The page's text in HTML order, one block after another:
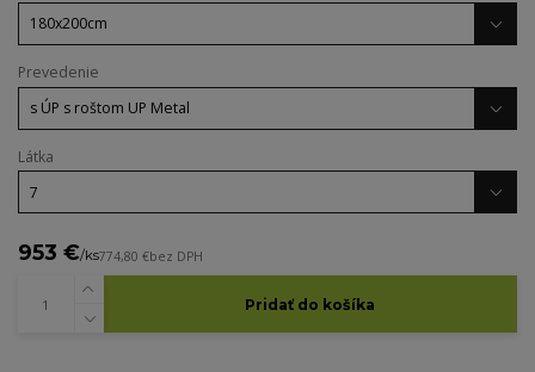
Prevedenie
Látka
953 €/ks774,80 €bez DPH
Pridať do košíka